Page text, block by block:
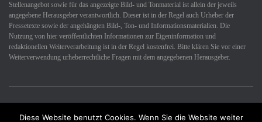
Stellenangebot sowie für das angezeigte Bild- und Tonmaterial ist allein der jeweils
angegebene Herausgeber verantwortlich. Dieser ist in der Regel auch Urheber der
Pressetexte sowie der angehängten Bild-, Ton- und Informationsmaterialien. Die
Nutzung von hier veröffentlichten Informationen zur Eigeninformation und
redaktionellen Weiterverarbeitung ist in der Regel kostenfrei. Bitte klären Sie vor einer
Weiterverwendung urheberrechtliche Fragen mit dem angegebenen Herausgeber.
Datenschutzerklärung Impressum Kontakt
Diese Website benutzt Cookies. Wenn Sie die Website weiter